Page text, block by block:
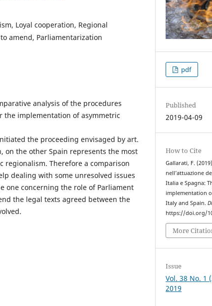
Loyal cooperation, Regional
amend, Parliamentarization
analysis of the procedures
the implementation of asymmetric
the proceeding envisaged by art.
on the other Spain represents the most
regionalism. Therefore a comparison
dealing with some unresolved issues
one concerning the role of Parliament
the legal texts agreed between the
pdf
Published
2019-04-09
How to Cite
Gallarati, F.
nell’attuazione
Italia e Spagna:
implementation
Italy and Spain.
https://doi.org/
More
Issue
Vol. 38 No. 1
2019